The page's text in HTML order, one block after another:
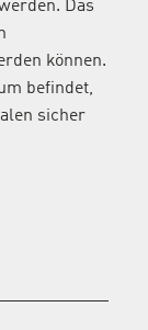
Das
können.
befindet,
sicher